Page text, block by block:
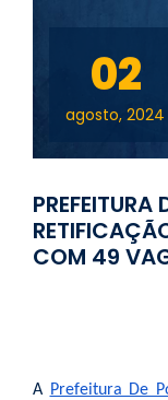
02
agosto, 2024
COM 49
A Prefeitura De